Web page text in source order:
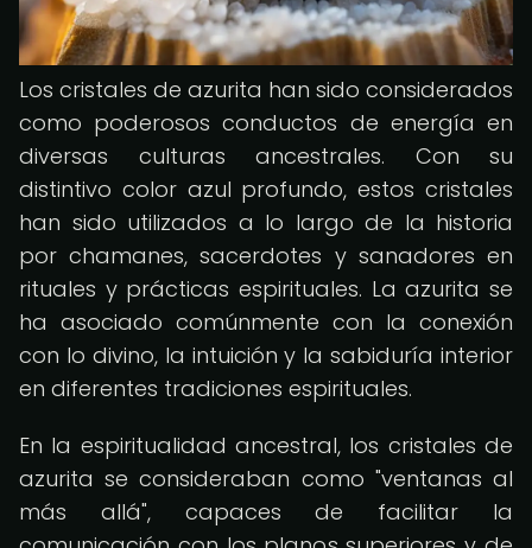
Los cristales de azurita han sido considerados
como poderosos conductos de energía en
diversas culturas ancestrales. Con su
distintivo color azul profundo, estos cristales
han sido utilizados a lo largo de la historia
por chamanes, sacerdotes y sanadores en
rituales y prácticas espirituales. La azurita se
ha asociado comúnmente con la conexión
con lo divino, la intuición y la sabiduría interior
en diferentes tradiciones espirituales.
En la espiritualidad ancestral, los cristales de
azurita se consideraban como "ventanas al
más allá", capaces de facilitar la